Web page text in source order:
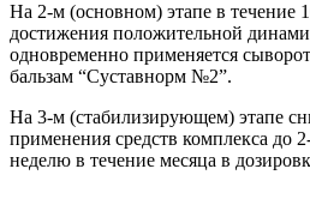
На 2-м (основном) этапе в течение
достижения положительной
одновременно применяется
бальзам “Суставнорм №2”.
На 3-м (стабилизирующем) этапе
применения средств комплекса до
неделю в течение месяца в